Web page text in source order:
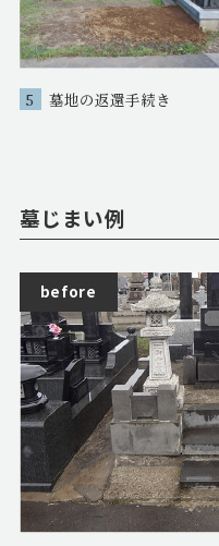
5 墓地の返還手続き
墓じまい例